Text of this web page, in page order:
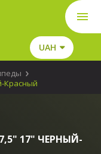
UAH
Красный
17" ЧЕРНЫЙ-